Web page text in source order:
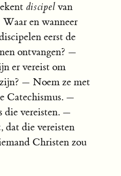
discipelvan
en wanneer
eerst de
ontvangen? —
er vereist om
— Noem ze met
Catechismus. —
die vereisten. —
die vereisten
Christen zou